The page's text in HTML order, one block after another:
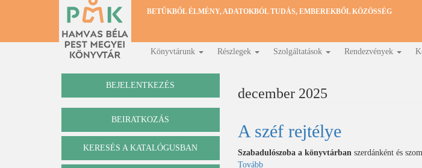
BETŰKBŐL ÉLMÉNY, ADATOKBÓL TUDÁS, EMBEREKBŐL KÖZÖSSÉG
Fő
navigáció
Könyvtárunk Részlegek Szolgáltatások Rendezvények
BEJELENTKEZÉS
BEIRATKOZÁS
Katalógus
KERESÉS A KATALÓGUSBAN
december 2025
A széf rejtélye
Szabadulószoba a könyvtárbanszerdánként és
Tovább(A